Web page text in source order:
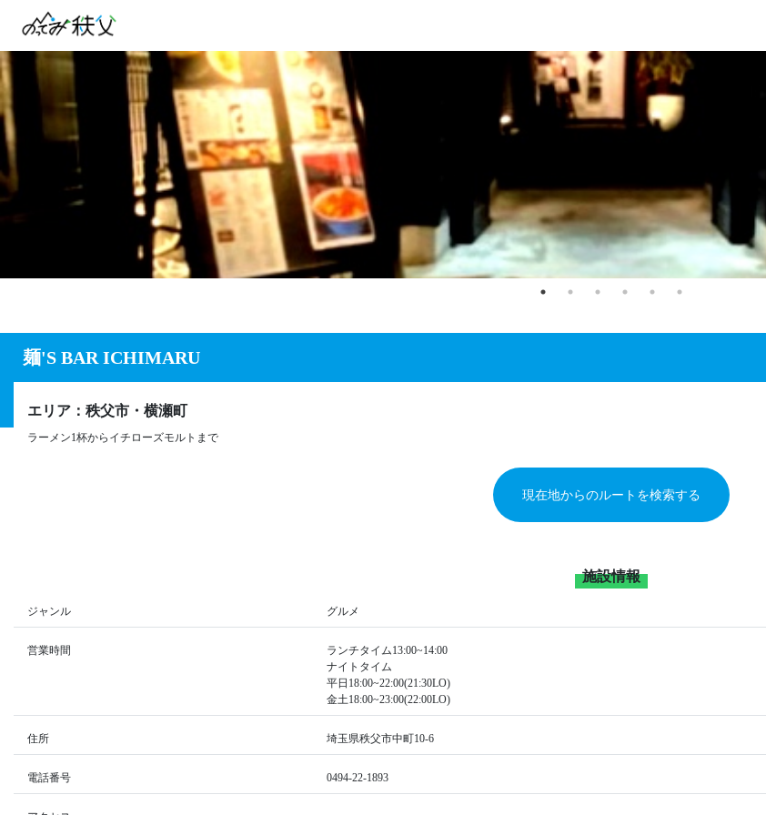
麺'S BAR ICHIMARU
エリア：秩父市・横瀬町
ラーメン1杯からイチローズモルトまで
現在地からのルートを検索する
施設情報
ジャンル グルメ
営業時間
ランチタイム13:00~14:00
ナイトタイム
平日18:00~22:00(21:30LO)
金土18:00~23:00(22:00LO)
住所 埼玉県秩父市中町10-6
電話番号 0494-22-1893